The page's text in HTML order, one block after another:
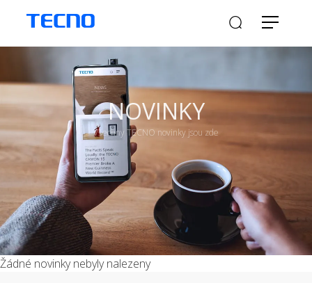
NOVINKY
Všechny TECNO novinky jsou zde
Žádné novinky nebyly nalezeny